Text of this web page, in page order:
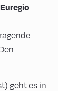
Euregio
geht es in